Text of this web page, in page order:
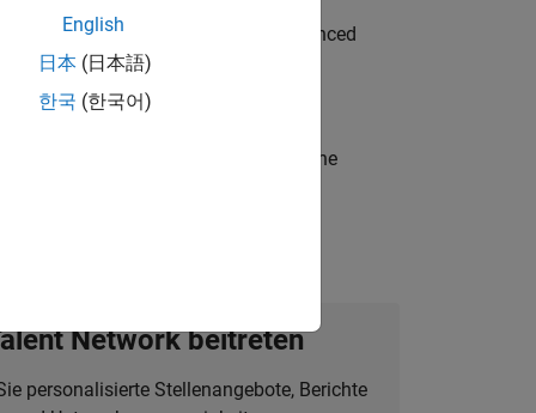
Energy technologies? Experienced
products and systems in the
Network beitreten
personalisierte Stellenangebote, Berichte
English
日本 (日本語)
한국 (한국어)